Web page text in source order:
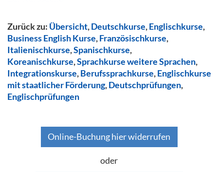
Zurück zu: Übersicht,Deutschkurse,Englischkurse,
Business English Kurse,Französischkurse,
Italienischkurse,Spanischkurse,
Koreanischkurse,Sprachkurse weitere Sprachen,
Integrationskurse,Berufssprachkurse,Englischkurse
mit staatlicher Förderung,Deutschprüfungen,
Englischprüfungen
Online-Buchung hier widerrufen
oder